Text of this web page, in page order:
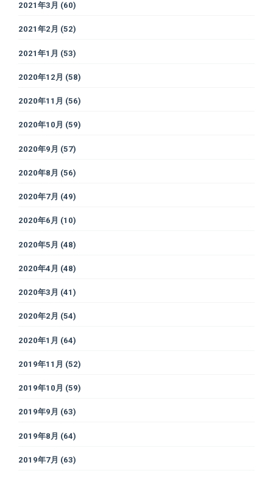
2021年3月 (60)
2021年2月 (52)
2021年1月 (53)
2020年12月 (58)
2020年11月 (56)
2020年10月 (59)
2020年9月 (57)
2020年8月 (56)
2020年7月 (49)
2020年6月 (10)
2020年5月 (48)
2020年4月 (48)
2020年3月 (41)
2020年2月 (54)
2020年1月 (64)
2019年11月 (52)
2019年10月 (59)
2019年9月 (63)
2019年8月 (64)
2019年7月 (63)